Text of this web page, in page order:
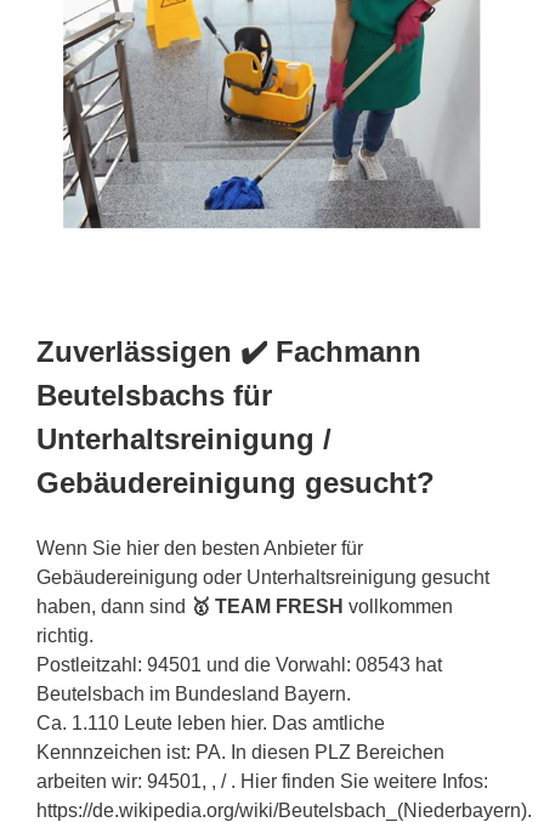
Zuverlässigen ✔️ Fachmann
Beutelsbachs für
Unterhaltsreinigung /
Gebäudereinigung gesucht?
Wenn Sie hier den besten Anbieter für
Gebäudereinigung oder Unterhaltsreinigung gesucht
haben, dann sind 🥇 TEAM FRESH vollkommen
richtig.
Postleitzahl: 94501 und die Vorwahl: 08543 hat
Beutelsbach im Bundesland Bayern.
Ca. 1.110 Leute leben hier. Das amtliche
Kennnzeichen ist: PA. In diesen PLZ Bereichen
arbeiten wir: 94501, , / . Hier finden Sie weitere Infos:
https://de.wikipedia.org/wiki/Beutelsbach_(Niederbayern).